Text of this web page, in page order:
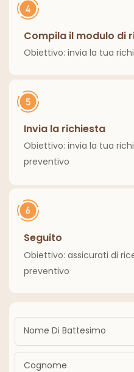
Compila il modulo di
Obiettivo: invia la tua
Invia la richiesta
Obiettivo: invia la tua
preventivo
Seguito
Obiettivo: assicurati di
preventivo
Nome Di Battesimo
Cognome